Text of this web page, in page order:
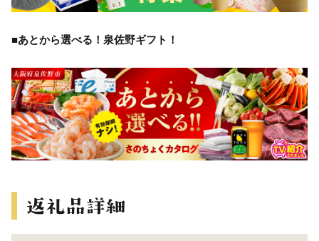
■あとから選べる！泉佐野ギフト！